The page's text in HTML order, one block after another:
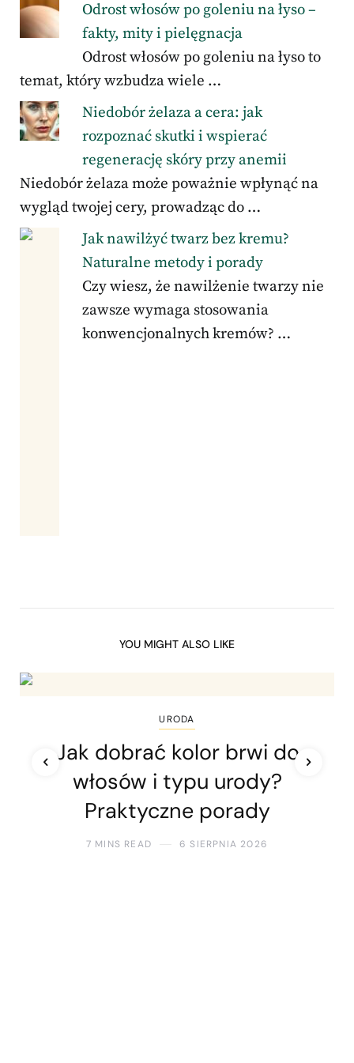
Odrost włosów po goleniu na łyso –
fakty, mity i pielęgnacja
Odrost włosów po goleniu na łyso to
temat, który wzbudza wiele …
Niedobór żelaza a cera: jak
rozpoznać skutki i wspierać
regenerację skóry przy anemii
Niedobór żelaza może poważnie wpłynąć na
wygląd twojej cery, prowadząc do …
Jak nawilżyć twarz bez kremu?
Naturalne metody i porady
Czy wiesz, że nawilżenie twarzy nie
zawsze wymaga stosowania
konwencjonalnych kremów? …
YOU MIGHT ALSO LIKE
URODA
Jak dobrać kolor brwi do
włosów i typu urody?
Praktyczne porady
7 MINS READ 6 SIERPNIA 2026